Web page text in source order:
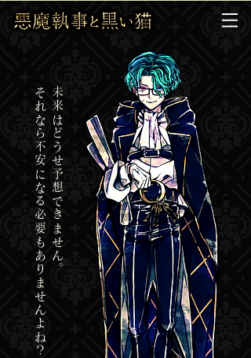
未来はどうせ予想できません。
それなら不安になる必要もありませんよね？